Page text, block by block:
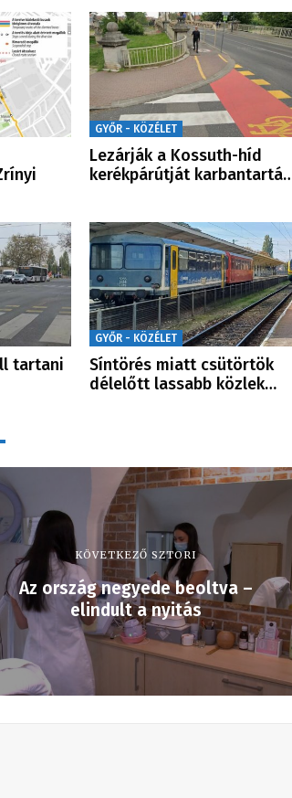
GYŐR - KÖZÉLET
Lezárják a Kossuth-híd
kerékpárútját
tartani
GYŐR - KÖZÉLET
Síntörés miatt csütörtök
délelőtt lassabb közlek…
KÖVETKEZŐ SZTORI
Az ország negyede beoltva –
elindult a nyitás